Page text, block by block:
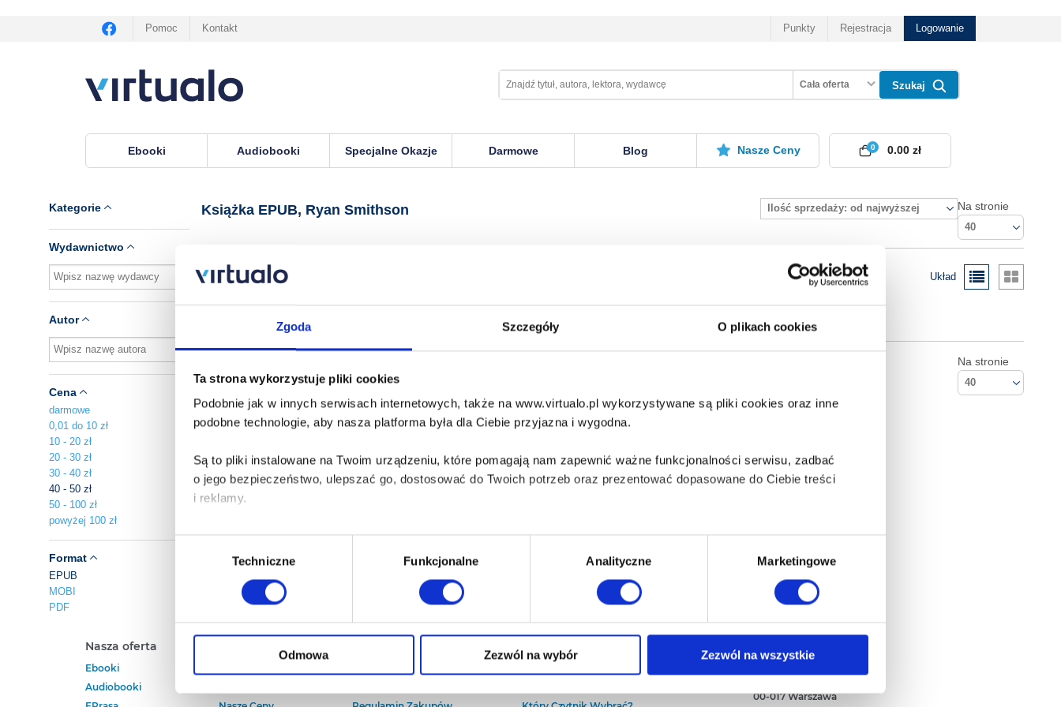
Zgoda Szczegóły O plikach cookies
Ta strona wykorzystuje pliki cookies
Podobnie jak w innych serwisach internetowych, także na www.virtualo.pl wykorzystywane są pliki cookies oraz inne
podobne technologie, aby nasza platforma była dla Ciebie przyjazna i wygodna.
Są to pliki instalowane na Twoim urządzeniu, które pomagają nam zapewnić ważne funkcjonalności serwisu, zadbać
o jego bezpieczeństwo, ulepszać go, dostosować do Twoich potrzeb oraz prezentować dopasowane do Ciebie treści
i reklamy.
Poza plikami, które są nam niezbędne do prawidłowego i bezpiecznego działania serwisu - są także takie, które wymagają
Twojej zgody.
Każda udzielona zgoda poprawi Twoje doświadczenia jeśli jesteś naszym Użytkownikiem.
Wybór
Techniczne Funkcjonalne Analityczne Marketingowe
Odmowa Zezwól na wybór Zezwól na wszystkie
Pomoc Kontakt Punkty Rejestracja Logowanie
Cała oferta Szukaj
Ebooki Audiobooki Specjalne Okazje Darmowe Blog Nasze Ceny 0
0.00 zł
Kategorie
Wydawnictwo
Autor
Cena
darmowe
0,01 do 10 zł
10 - 20 zł
20 - 30 zł
30 - 40 zł
40 - 50 zł
50 - 100 zł
powyżej 100 zł
Format
EPUB
MOBI
PDF
Książka EPUB, Ryan Smithson Ilość sprzedaży: od najwyższej Na stronie
40
Układ
Na stronie
40
Nasza oferta
Ebooki
Audiobooki
Baza wiedzy
Empik S.A
00-017 Warszawa